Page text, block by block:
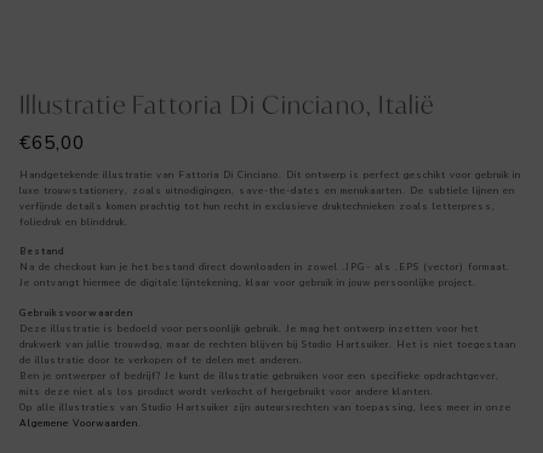
Illustratie Fattoria Di Cinciano, Italië
€65,00
Handgetekende illustratie van Fattoria Di Cinciano. Dit ontwerp is perfect geschikt voor gebruik in
luxe trouwstationery, zoals uitnodigingen, save-the-dates en menukaarten. De subtiele lijnen en
verfijnde details komen prachtig tot hun recht in exclusieve druktechnieken zoals letterpress,
foliedruk en blinddruk.
Bestand
Na de checkout kun je het bestand direct downloaden in zowel .JPG- als .EPS (vector) formaat.
Je ontvangt hiermee de digitale lijntekening, klaar voor gebruik in jouw persoonlijke project.
Gebruiksvoorwaarden
Deze illustratie is bedoeld voor persoonlijk gebruik. Je mag het ontwerp inzetten voor het
drukwerk van jullie trouwdag, maar de rechten blijven bij Studio Hartsuiker. Het is niet toegestaan
de illustratie door te verkopen of te delen met anderen.
Ben je ontwerper of bedrijf? Je kunt de illustratie gebruiken voor een specifieke opdrachtgever,
mits deze niet als los product wordt verkocht of hergebruikt voor andere klanten.
Op alle illustraties van Studio Hartsuiker zijn auteursrechten van toepassing, lees meer in onze
Algemene Voorwaarden